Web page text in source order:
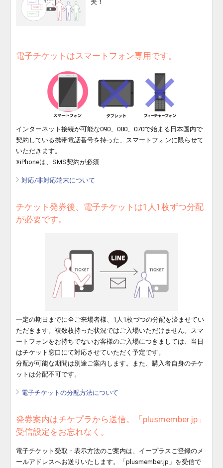
夫！
電子チケットはスマートフォン専用です。
インターネット接続が可能な090、080、070で始まる日本国内で
契約している携帯電話番号を持った、スマートフォンに限らせて
いただきます。
※iPhoneは、SMS契約が必須
対応/非対応端末について
チケット発券後、電子チケットは1人1枚ずつ分配
が必要です。
一定の期日までに全ご来場者様、1人1枚づつの分配を済ませてい
ただきます。複数枚持った状況ではご入場いただけません。スマ
ートフォンをお持ちでないお客様のご入場につきましては、当日
はチケット窓口にて対応させていただく予定です。
分配が可能な期間は別途ご案内します。また、購入者自身のチケ
ットは分配不可です。
電子チケットの分配方法について
発券案内はチケプラから送信。「plusmember.jp」
受信設定をお忘れなく。
電子チケット受取・表示方法のご案内は、イープラスご登録のメ
ールアドレスへお送りいたします。「plusmember.jp」を受信で